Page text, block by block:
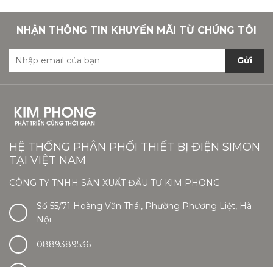
NHẬN THÔNG TIN KHUYẾN MÃI TỪ CHÚNG TÔI
Gửi
HỆ THỐNG PHÂN PHỐI THIẾT BỊ ĐIỆN SIMON
TẠI VIỆT NAM
CÔNG TY TNHH SẢN XUẤT ĐẦU TƯ KIM PHONG
Số 55/71 Hoàng Văn Thái, Phường Phương Liệt, Hà
Nội
0889389536